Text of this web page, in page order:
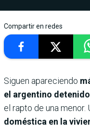
Compartir en redes
Siguen apareciendo
el argentino detenido
el rapto de una menor.
doméstica en la